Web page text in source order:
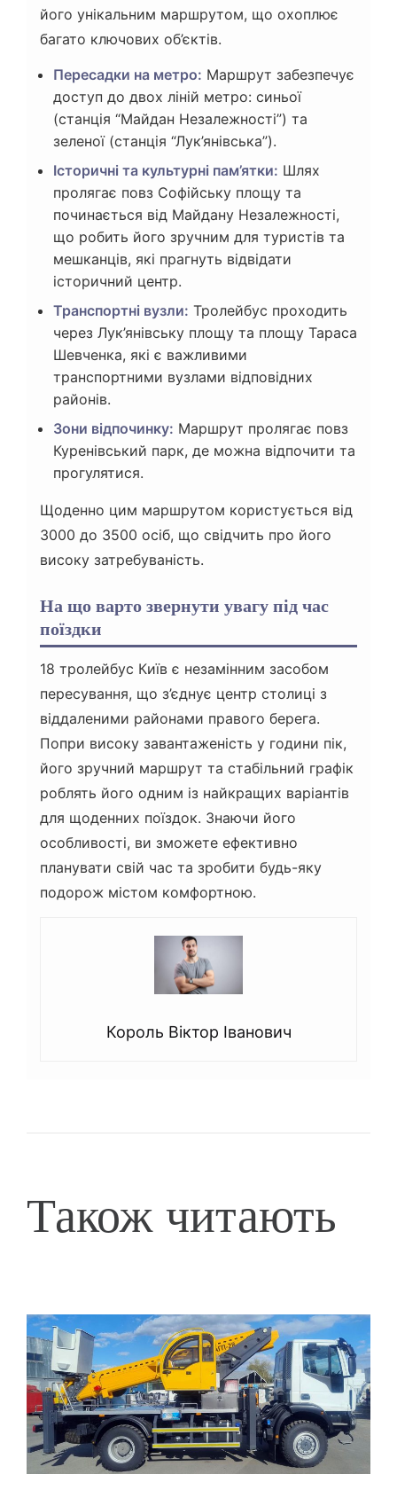
його унікальним маршрутом, що охоплює
багато ключових об’єктів.
Пересадки на метро: Маршрут забезпечує
доступ до двох ліній метро: синьої
(станція “Майдан Незалежності”) та
зеленої (станція “Лук’янівська”).
Історичні та культурні пам’ятки: Шлях
пролягає повз Софійську площу та
починається від Майдану Незалежності,
що робить його зручним для туристів та
мешканців, які прагнуть відвідати
історичний центр.
Транспортні вузли: Тролейбус проходить
через Лук’янівську площу та площу Тараса
Шевченка, які є важливими
транспортними вузлами відповідних
районів.
Зони відпочинку: Маршрут пролягає повз
Куренівський парк, де можна відпочити та
прогулятися.
Щоденно цим маршрутом користується від
3000 до 3500 осіб, що свідчить про його
високу затребуваність.
На що варто звернути увагу під час
поїздки
18 тролейбус Київ є незамінним засобом
пересування, що з’єднує центр столиці з
віддаленими районами правого берега.
Попри високу завантаженість у години пік,
його зручний маршрут та стабільний графік
роблять його одним із найкращих варіантів
для щоденних поїздок. Знаючи його
особливості, ви зможете ефективно
планувати свій час та зробити будь-яку
подорож містом комфортною.
Король Віктор Іванович
Також читають